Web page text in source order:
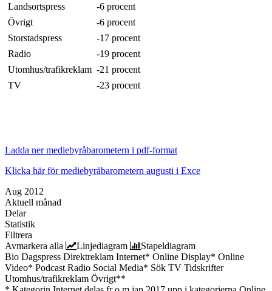
Landsortspress
-6 procent
Övrigt
-6 procent
Storstadspress
-17 procent
Radio
-19 procent
Utomhus/trafikreklam -21 procent
TV
-23 procent
Ladda ner mediebyråbarometern i pdf-format
Klicka här för mediebyråbarometern augusti i Exce
Aug 2012
Aktuell månad
Delar
Statistik
Filtrera
Avmarkera alla
Linjediagram
Stapeldiagram
Bio Dagspress Direktreklam Internet* Online Display* Online
Video* Podcast Radio Social Media* Sök TV Tidskrifter
Utomhus/trafikreklam Övrigt**